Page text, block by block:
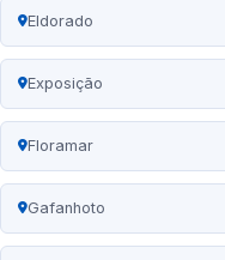
Eldorado
Exposição
Floramar
Gafanhoto